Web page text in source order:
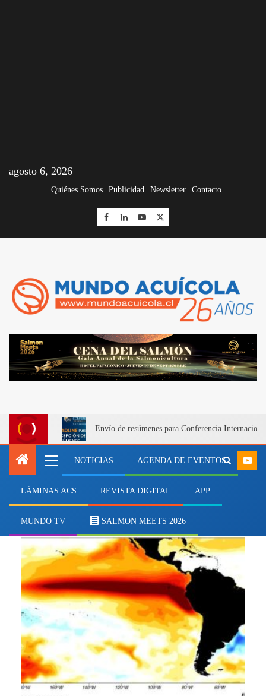
agosto 6, 2026
Quiénes Somos Publicidad Newsletter Contacto
Envío de resúmenes para Conferencia
NOTICIAS AGENDA DE EVENTOS
LÁMINAS ACS REVISTA DIGITAL APP
MUNDO TV SALMON MEETS 2026
Imenco